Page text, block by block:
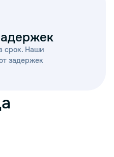
срок. Наши
задержек